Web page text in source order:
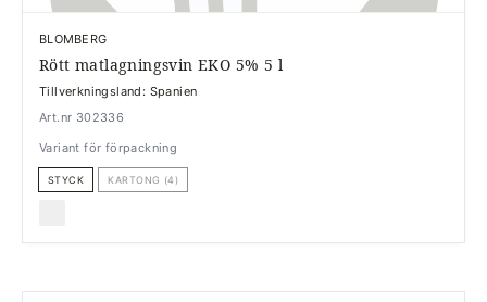
BLOMBERG
Rött matlagningsvin EKO 5% 5 l
Tillverkningsland: Spanien
Art.nr 302336
Variant för förpackning
STYCK KARTONG (4)